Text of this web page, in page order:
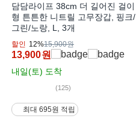
담담라이프 38cm 더 길어진 걸이
형 튼튼한 니트릴 고무장갑, 핑크/
그린/노랑, L, 3개
할인 12%15,900원
13,900원
내일(토) 도착
(125)
최대 695원 적립